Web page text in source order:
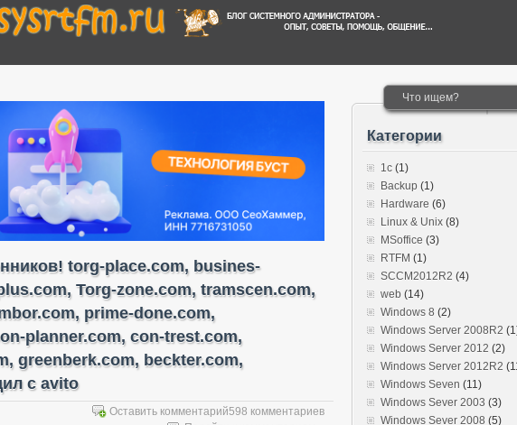
torg-place.com, busines-
Torg-zone.com, tramscen.com,
prime-done.com,
planner.com, con-trest.com,
greenberk.com, beckter.com,
с avito
Оставить комментарий598 комментариев
Категории
1c (1)
Backup (1)
Hardware (6)
Linux & Unix (8)
MSoffice (3)
RTFM (1)
SCCM2012R2 (4)
web (14)
Windows 8 (2)
Windows Server 2008R2
Windows Server 2012 (2)
Windows Server 2012R2
Windows Seven (11)
Windows Sever 2003 (3)
Windows Sever 2008 (5)